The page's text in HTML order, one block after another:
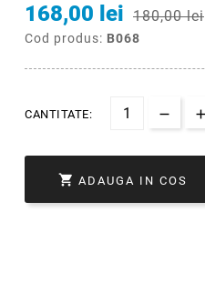
168,00 lei 180,00 lei
Cod produs: B068
CANTITATE:
 ADAUGA IN COS